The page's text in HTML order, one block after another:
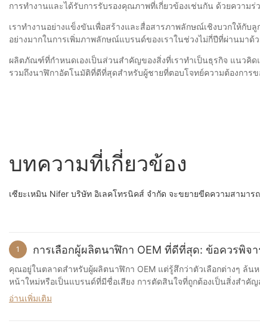
การทำงานและได้รับการรับรองคุณภาพที่เกี่ยวข้องเช่นกัน ด้วยควา
เราทำงานอย่างแข็งขันเพื่อสร้างและสื่อสารภาพลักษณ์เชิงบวกให้กับ
อย่างมากในการเพิ่มภาพลักษณ์แบรนด์ของเราในช่วงไม่กี่ปีที่ผ่านมาด้
ผลิตภัณฑ์ที่กำหนดเองเป็นส่วนสำคัญของสิ่งที่เราทำเป็นธุรกิจ แนว
รวมถึงนาฬิกาอัตโนมัติที่ดีที่สุดสำหรับผู้ชายที่ตอบโจทย์ความต้องการ
บทความที่เกี่ยวข้อง
เซียะเหมิน Nifer บริษัท อิเลคโทรนิคส์ จำกัด จะขยายขีดความสามา
1 การเลือกผู้ผลิตนาฬิกา OEM ที่ดีที่สุด: ข้อควรพิ
คุณอยู่ในตลาดสำหรับผู้ผลิตนาฬิกา OEM แต่รู้สึกว่าตัวเลือกต่างๆ ล้
หน้าใหม่หรือเป็นแบรนด์ที่มีชื่อเสียง การตัดสินใจที่ถูกต้องเป็นสิ่งสำคัญสำหรับคว
ผลิตนาฬิกา OEM ที่ดีที่สุด เมื่อเป็นเรื่องของการจัดหาผู้ผลิตอุปกรณ์ดั้งเดิม (OEM) สำหรับแบรนด์นาฬิกาของคุณ การตัดสินใจเป็นสิ่งสำคัญต่อความสำเร็จของธุรกิจของคุณ ตั้งแต่คุณภาพของนาฬิกาไปจนถึงประสบการณ์
อ่านเพิ่มเติม